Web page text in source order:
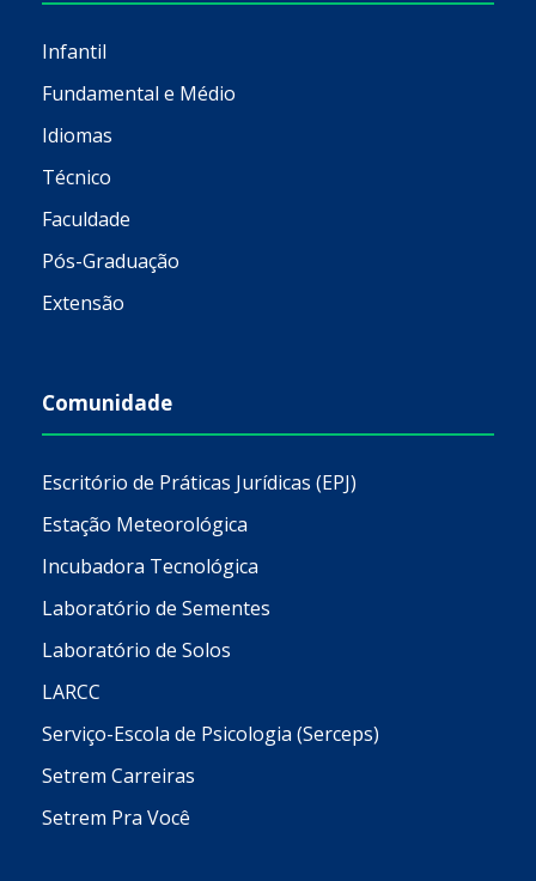
Infantil
Fundamental e Médio
Idiomas
Técnico
Faculdade
Pós-Graduação
Extensão
Comunidade
Escritório de Práticas Jurídicas (EPJ)
Estação Meteorológica
Incubadora Tecnológica
Laboratório de Sementes
Laboratório de Solos
LARCC
Serviço-Escola de Psicologia (Serceps)
Setrem Carreiras
Setrem Pra Você